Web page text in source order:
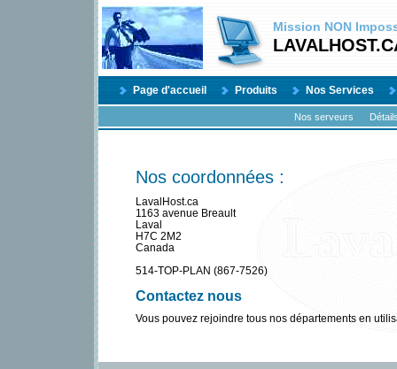
Mission NON
Page d'accueil Produits Nos Services
Nos serveurs
Nos coordonnées :
LavalHost.ca
1163 avenue Breault
Laval
H7C 2M2
Canada
514-TOP-PLAN (867-7526)
Contactez nous
Vous pouvez rejoindre tous nos départements en